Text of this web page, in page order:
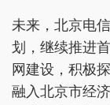
未来，北京电
划，继续推进
网建设，积极
融入北京市经